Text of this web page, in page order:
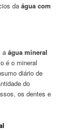
daágua com
aágua mineral
é o mineral
diário de
do
os dentes e